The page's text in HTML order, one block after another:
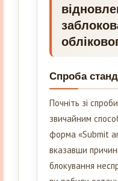
Спроба
Почніть зі
звичайним
форма «Submit
вказавши
блокування